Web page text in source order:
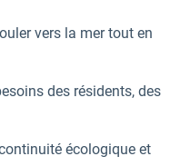
vers la mer tout en
des résidents, des
écologique et